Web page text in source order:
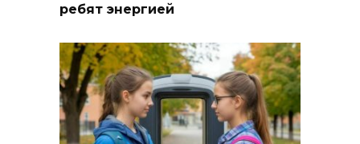
ребят энергией